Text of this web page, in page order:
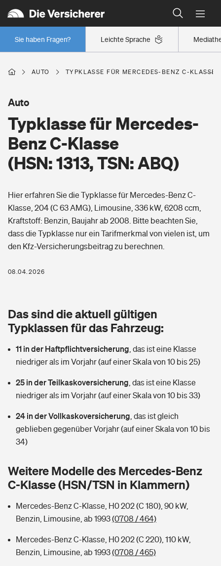
Leichte Sprache
Sie haben Fragen?
Wer versichert was: Jetzt Versicherer finden
Regionalklassen: So ist Ihre Region eingestuft
Wer versichert was: Jetzt Versicherer finden
Berufsunfähigkeitsversicherung
Arbeitsrechtsschutz
Berufshaftpflichtversicherung
Rentenrechner: Wie viel Geld bekomme ich im Alter?
Wer versichert was: Jetzt Versicherer finden
Wohnen
Wohngebäudeversicherung
Hausratversicherung
Elementarversicherung
Photovoltaik
Wärmepumpen versichern
Vermieterrrechtsschutz
Mietkautionsversicherung
Zur Übersicht
Tools
Hochwasser-Check: Wie gefährdet ist Ihr Haus?
Wer versichert was: Jetzt Versicherer finden
Sie haben Fragen?
Pri­vate Haft­pflicht­
Rechts­schutz­ver­si­che­rung
Kinderunfall­ver­si­che­rung
Reiseversicherung
Pferdehalter-Haftpflicht
Handyversicherung
Private Cyberversicherung
Musikinstrumentenversicherung
Zur Übersicht
Tools
Gesundheit
Private Krankenversicherung
Tierkrankenversicherung
Zur Übersicht
Tools
Wer versichert was: Jetzt Versicherer finden
Sie haben Fragen?
Rentenrechner: Wie viel Geld bekomme ich im Alter?
AUTO TYPKLASSE FÜR MERCEDES-BENZ C-KLASSE
Typklasse für Mercedes-
Benz C-Klasse
(HSN: 1313, TSN: ABQ)
Auto
Hier erfahren Sie die Typklasse für Mercedes-Benz C-
Klasse, 204 (C 63 AMG), Limousine, 336 kW, 6208 ccm,
Kraftstoff: Benzin, Baujahr ab 2008. Bitte beachten Sie,
dass die Typklasse nur ein Tarifmerkmal von vielen ist, um
den Kfz-Versicherungsbeitrag zu berechnen.
08.04.2026
Das sind die aktuell gültigen
Typklassen für das Fahrzeug:
11 in der Haftpflichtversicherung das ist eine Klasse
niedriger als im Vorjahr (auf einer Skala von 10 bis 25)
25 in der Teilkaskoversicherung das ist eine Klasse
niedriger als im Vorjahr (auf einer Skala von 10 bis 33)
24 in der Vollkaskoversicherung das ist gleich
geblieben gegenüber Vorjahr (auf einer Skala von 10 bis
34)
Weitere Modelle des Mercedes-Benz
C-Klasse (HSN/TSN in Klammern)
Mercedes-Benz C-Klasse, H0 202 (C 180), 90 kW,
Benzin, Limousine, ab 1993(0708 / 464)
Mercedes-Benz C-Klasse, H0 202 (C 220), 110 kW,
Benzin, Limousine, ab 1993(0708 / 465)